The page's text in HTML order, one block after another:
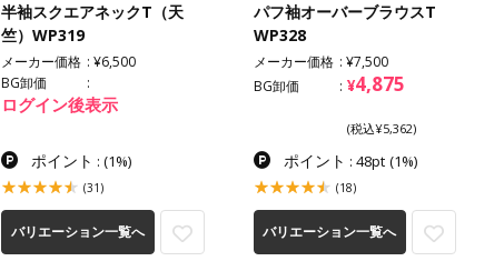
半袖スクエアネックT（天
竺）WP319
メーカー価格
¥6,500
BG卸価
ログイン後表示
ポイント : (1%)
(31)
バリエーション一覧へ
パフ袖オーバーブラウスT
WP328
メーカー価格
¥7,500
BG卸価
¥4,875
(税込¥5,362)
ポイント : 48pt (1%)
(18)
バリエーション一覧へ